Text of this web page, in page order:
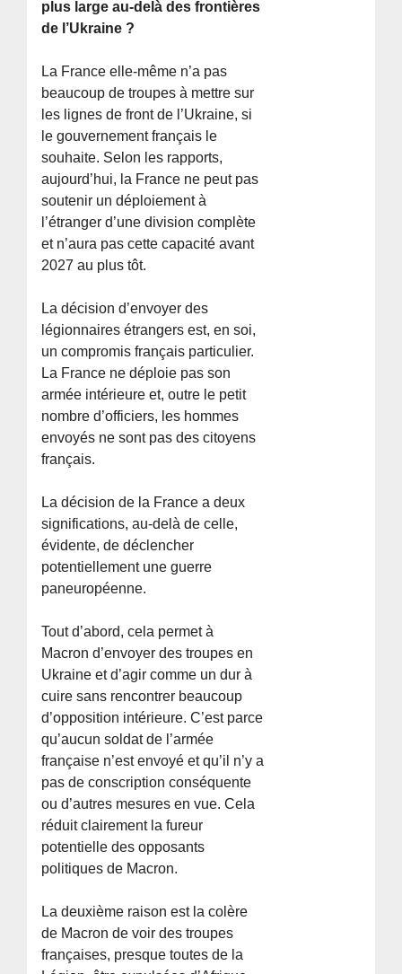
plus large au-delà des frontières
de l’Ukraine ?
La France elle-même n’a pas
beaucoup de troupes à mettre sur
les lignes de front de l’Ukraine, si
le gouvernement français le
souhaite. Selon les rapports,
aujourd’hui, la France ne peut pas
soutenir un déploiement à
l’étranger d’une division complète
et n’aura pas cette capacité avant
2027 au plus tôt.
La décision d’envoyer des
légionnaires étrangers est, en soi,
un compromis français particulier.
La France ne déploie pas son
armée intérieure et, outre le petit
nombre d’officiers, les hommes
envoyés ne sont pas des citoyens
français.
La décision de la France a deux
significations, au-delà de celle,
évidente, de déclencher
potentiellement une guerre
paneuropéenne.
Tout d’abord, cela permet à
Macron d’envoyer des troupes en
Ukraine et d’agir comme un dur à
cuire sans rencontrer beaucoup
d’opposition intérieure. C’est parce
qu’aucun soldat de l’armée
française n’est envoyé et qu’il n’y a
pas de conscription conséquente
ou d’autres mesures en vue. Cela
réduit clairement la fureur
potentielle des opposants
politiques de Macron.
La deuxième raison est la colère
de Macron de voir des troupes
françaises, presque toutes de la